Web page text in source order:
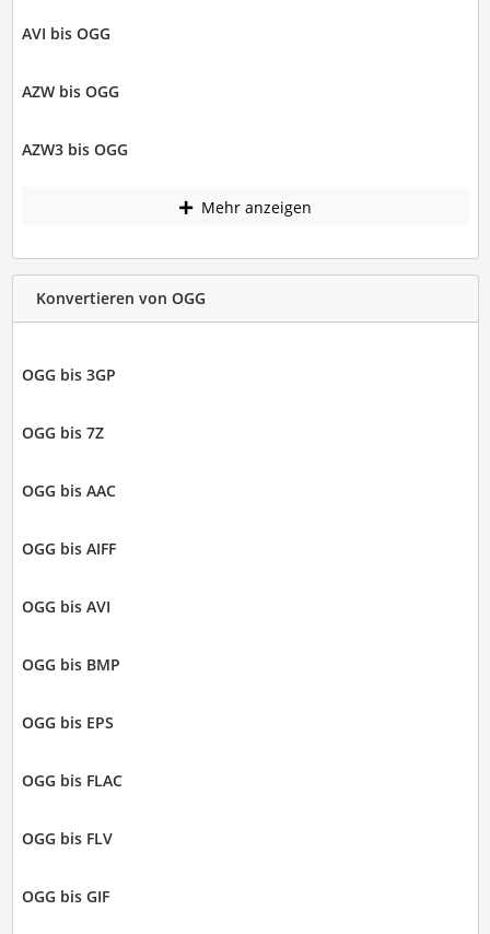
AVI bis OGG
AZW bis OGG
AZW3 bis OGG
Mehr anzeigen
Konvertieren von OGG
OGG bis 3GP
OGG bis 7Z
OGG bis AAC
OGG bis AIFF
OGG bis AVI
OGG bis BMP
OGG bis EPS
OGG bis FLAC
OGG bis FLV
OGG bis GIF